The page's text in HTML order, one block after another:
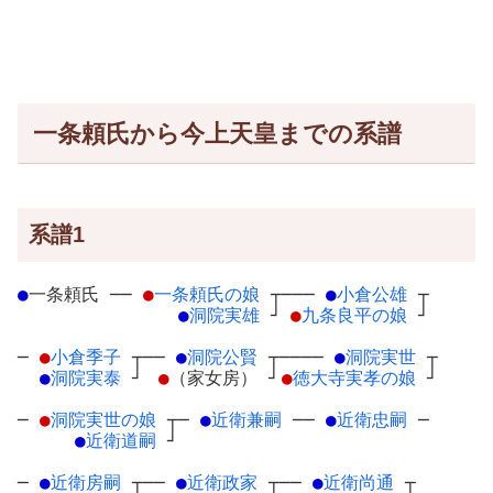
一条頼氏から今上天皇までの系譜
系譜1
●一条頼氏 ── ●一条頼氏の娘 ┬
●洞院実雄 ┘
─── ●小倉公雄 ┬
●九条良平の娘 ┘
─ ●小倉季子 ┬
●洞院実泰 ┘
── ●洞院公賢 ┬
● （家女房） ┘
──── ●洞院実世 ┬
●徳大寺実孝の娘 ┘
─ ●洞院実世の娘 ┬
●近衛道嗣 ┘
─ ●近衛兼嗣 ── ●近衛忠嗣 ─
─ ●近衛房嗣 ┬── ●近衛政家 ┬── ●近衛尚通 ┬